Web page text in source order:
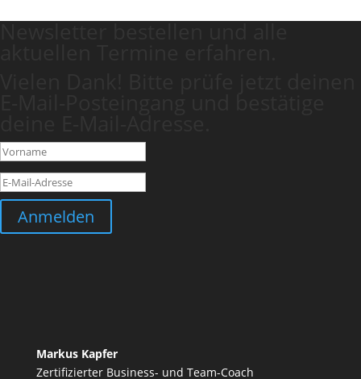
Anmelden
Markus Kapfer
Zertifizierter Business- und Team-Coach